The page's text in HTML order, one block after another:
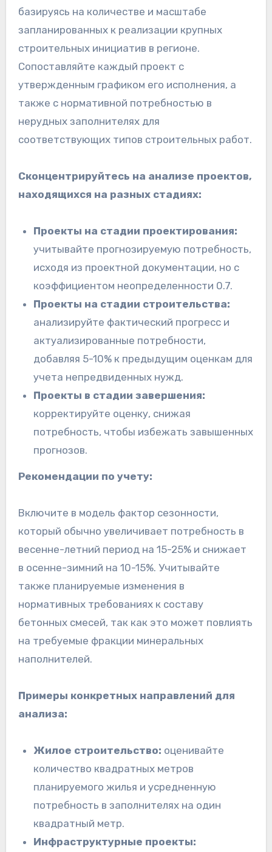
базируясь на количестве и масштабе
запланированных к реализации крупных
строительных инициатив в регионе.
Сопоставляйте каждый проект с
утвержденным графиком его исполнения, а
также с нормативной потребностью в
нерудных заполнителях для
соответствующих типов строительных работ.
Сконцентрируйтесь на анализе проектов,
находящихся на разных стадиях:
Проекты на стадии проектирования:
учитывайте прогнозируемую потребность,
исходя из проектной документации, но с
коэффициентом неопределенности 0.7.
Проекты на стадии строительства:
анализируйте фактический прогресс и
актуализированные потребности,
добавляя 5-10% к предыдущим оценкам для
учета непредвиденных нужд.
Проекты в стадии завершения:
корректируйте оценку, снижая
потребность, чтобы избежать завышенных
прогнозов.
Рекомендации по учету:
Включите в модель фактор сезонности,
который обычно увеличивает потребность в
весенне-летний период на 15-25% и снижает
в осенне-зимний на 10-15%. Учитывайте
также планируемые изменения в
нормативных требованиях к составу
бетонных смесей, так как это может повлиять
на требуемые фракции минеральных
наполнителей.
Примеры конкретных направлений для
анализа:
Жилое строительство: оценивайте
количество квадратных метров
планируемого жилья и усредненную
потребность в заполнителях на один
квадратный метр.
Инфраструктурные проекты: